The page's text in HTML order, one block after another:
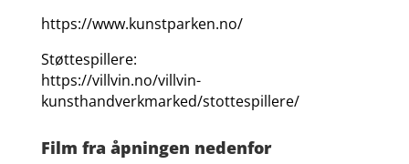
https://www.kunstparken.no/
Støttespillere:
https://villvin.no/villvin-
kunsthandverkmarked/stottespillere/
Film fra åpningen nedenfor